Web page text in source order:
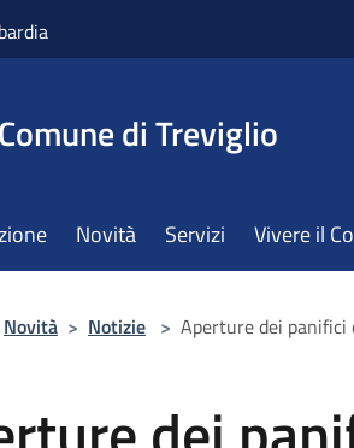
Comune di Treviglio
Novità Servizi Vivere il
Novità > Notizie > Aperture dei panifici